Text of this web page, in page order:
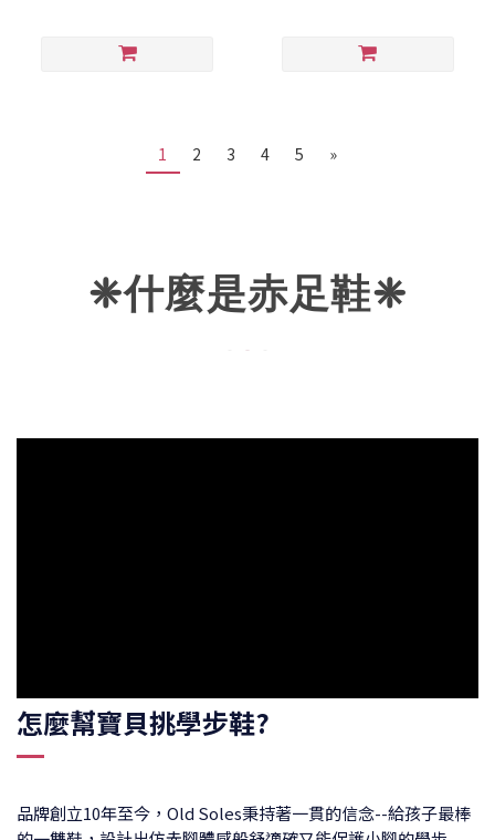
1 2 3 4 5 »
❈什麼是赤足鞋❈
怎麼幫寶貝挑學步鞋?
品牌創立10年至今，Old Soles秉持著一貫的信念--給孩子最棒